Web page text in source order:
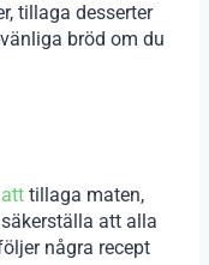
tillaga desserter
bröd om du
tillaga maten,
att alla
några recept